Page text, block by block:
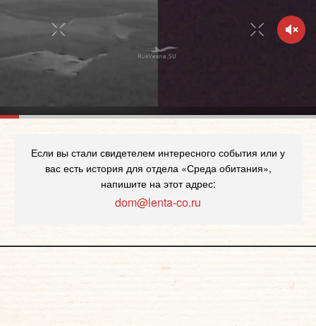
Если вы стали свидетелем интересного события или у
вас есть история для отдела «Среда обитания»,
напишите на этот адрес:
dom@lenta-co.ru